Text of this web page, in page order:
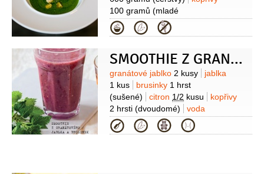
100 gramů (mladé
výhonky)
brambory
(neloupané)
sýr Parmezán
(extra virgin)
vajíčko křepelčí
10 kusů
Kategorie
SMOOTHIE Z GRANÁTOVÉHO JABLKA A BRUSINEK S KOPŘIVOU
Suroviny
granátové jablko 2 kusy
jablka
1 kus
brusinky 1 hrst
(sušené)
citron 1/2 kusu
kopřivy
2 hrsti (dvoudomé)
voda
500 mililitrů
Kategorie